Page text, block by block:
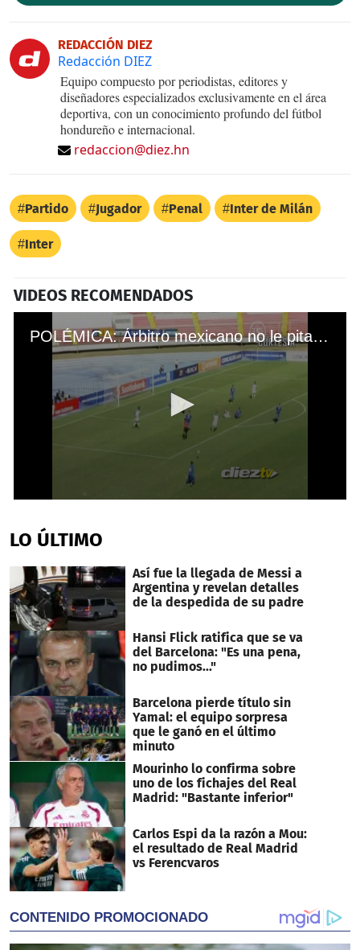
REDACCIÓN DIEZ
Redacción DIEZ
Equipo compuesto por periodistas, editores y
diseñadores especializados exclusivamente en el área
deportiva, con un conocimiento profundo del fútbol
hondureño e internacional.
redaccion@diez.hn
Partido Jugador Penal Inter de Milán
Inter
VIDEOS RECOMENDADOS
POLÉMICA: Árbitro mexicano no le pita penal a Honduras
of
43
LO ÚLTIMO
Así fue la llegada de Messi a
Argentina y revelan detalles
de la despedida de su padre
Hansi Flick ratifica que se va
del Barcelona: "Es una pena,
no pudimos..."
Barcelona pierde título sin
Yamal: el equipo sorpresa
que le ganó en el último
minuto
Mourinho lo confirma sobre
uno de los fichajes del Real
Madrid: "Bastante inferior"
Carlos Espi da la razón a Mou:
el resultado de Real Madrid
vs Ferencvaros